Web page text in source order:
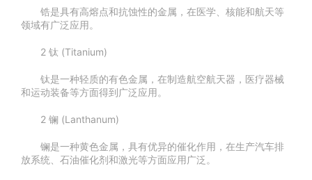
锆是具有高熔点和抗蚀性的金属，在医学、核能和航天等
领域有广泛应用。
2 钛 (Titanium)
钛是一种轻质的有色金属，在制造航空航天器，医疗器械
和运动装备等方面得到广泛应用。
2 镧 (Lanthanum)
镧是一种黄色金属，具有优异的催化作用，在生产汽车排
放系统、石油催化剂和激光等方面应用广泛。